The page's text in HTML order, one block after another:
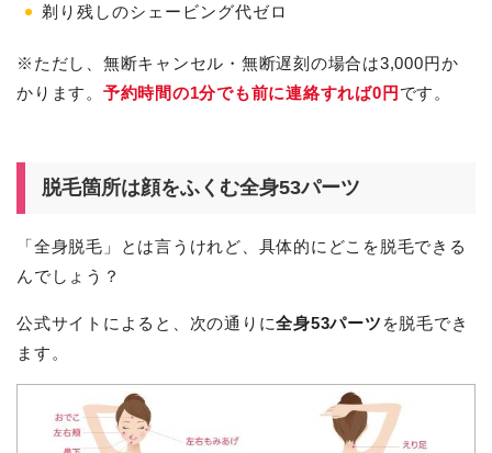
剃り残しのシェービング代ゼロ
※ただし、無断キャンセル・無断遅刻の場合は3,000円か
かります。 予約時間の1分でも前に連絡すれば0円 です。
脱毛箇所は顔をふくむ全身53パーツ
「全身脱毛」とは言うけれど、具体的にどこを脱毛できる
んでしょう？
公式サイトによると、次の通りに全身53パーツ を脱毛でき
ます。